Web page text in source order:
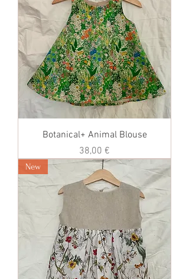
Botanical+ Animal Blouse
価格
38,00 €
New